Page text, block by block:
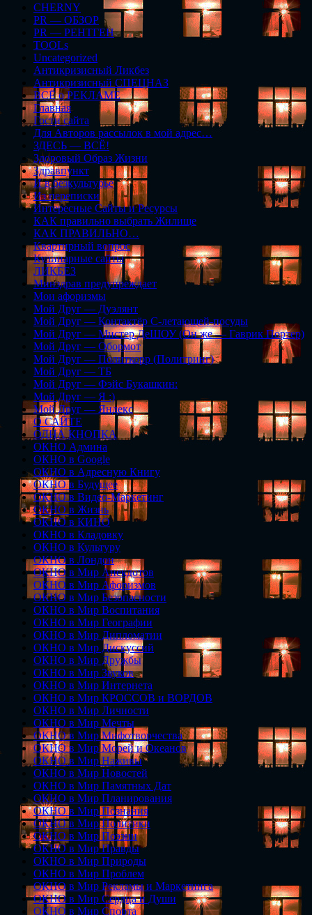
CHERNY
PR — ОБЗОР
PR — РЕНТГЕН
TOOLs
Uncategorized
Антикризисный Ликбез
Антикризисный СПЕЦНАЗ
ВСЁ о РЕКЛАМЕ
Главная
Гости сайта
Для Авторов рассылок в мой адрес…
ЗДЕСЬ — ВСЁ!
Здоровый Образ Жизни
Здравпункт
И в безкультурье
Из переписки
Интересные Сайты и Ресурсы
КАК правильно выбрать Жилище
КАК ПРАВИЛЬНО…
Квартирный вопрос
Кулинарные сайты
ЛИКБЕЗ
Минздрав предупреждает
Мои афоризмы
Мой Друг — Дуэлянт
Мой Друг — Контактёр С-летающей-посуды
Мой Друг — Мистер ДеШОУ (Он же — Гаврик Портер)
Мой Друг — Обормот
Мой Друг — Политкорр (Политринг)
Мой Друг — ТБ
Мой Друг — Фэйс Букашкин:
Мой Друг — Я :)
Мой Друг — Яндекс
О САЙТЕ
ОДНА КНОПКА
ОКНО Админа
ОКНО в Google
ОКНО в Адресную Книгу
ОКНО в Будущее
ОКНО в Видео-Маркетинг
ОКНО в Жизнь
ОКНО в КИНО
ОКНО в Кладовку
ОКНО в Культуру
ОКНО в Лондон
ОКНО в Мир Анекдотов
ОКНО в Мир Афоризмов
ОКНО в Мир Безопасности
ОКНО в Мир Воспитания
ОКНО в Мир Географии
ОКНО в Мир Дипломатии
ОКНО в Мир Дискуссий
ОКНО в Мир Дружбы
ОКНО в Мир Звуков
ОКНО в Мир Интернета
ОКНО в Мир КРОССОВ и ВОРДОВ
ОКНО в Мир Личности
ОКНО в Мир Мечты
ОКНО в Мир Мифотворчества
ОКНО в Мир Морей и Океанов
ОКНО в Мир Наживы
ОКНО в Мир Новостей
ОКНО в Мир Памятных Дат
ОКНО в Мир Планирования
ОКНО в Мир Познания
ОКНО в Мир Политики
ОКНО в Мир Поэзии
ОКНО в Мир Правды
ОКНО в Мир Природы
ОКНО в Мир Проблем
ОКНО в Мир Рекламы и Маркетинга
ОКНО в Мир Сердца и Души
ОКНО в Мир Спорта